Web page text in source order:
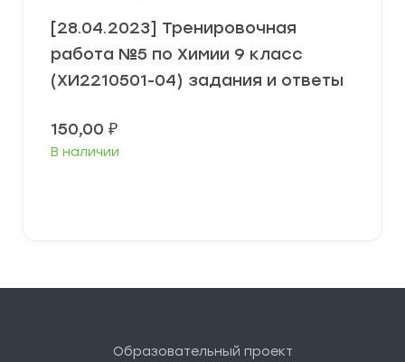
[28.04.2023] Тренировочная
работа №5 по Химии 9 класс
(ХИ2210501-04) задания и ответы
150,00 ₽
В наличии
Образовательный проект